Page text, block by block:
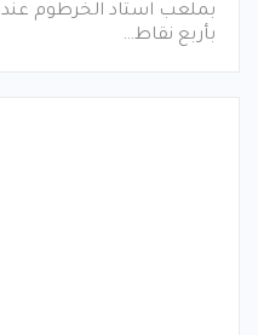
بملعب استاد الخرطوم عند
بأربع نقاط…